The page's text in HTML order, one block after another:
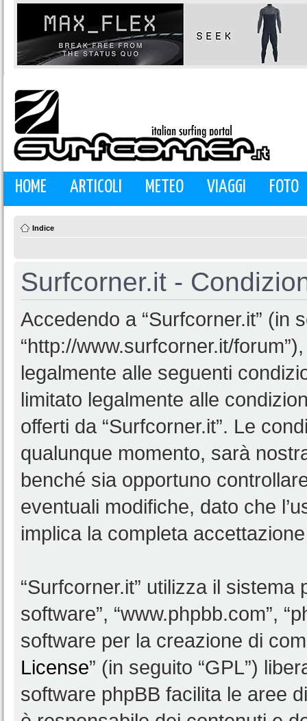
HOME ARTICOLI METEO VIAGGI FOTO
Indice
Surfcorner.it -
Accedendo a “Surfcorner.it” (in
“http://www.surfcorner.it/
legalmente alle seguenti
limitato legalmente alle
offerti da “Surfcorner.it”. Le
qualunque momento, sarà
benché sia opportuno
eventuali modifiche, dato che
implica la completa
“Surfcorner.it” utilizza il sistema
software”, “www.phpbb.com”,
software per la creazione di
License” (in seguito “GPL”)
software phpBB facilita le aree